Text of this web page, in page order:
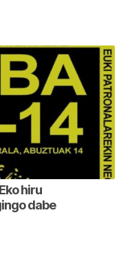
hiru
dabe